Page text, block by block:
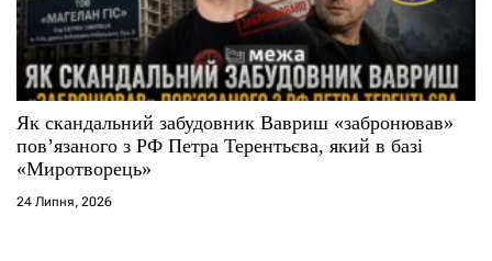
Як скандальний забудовник Вавриш «забронював»
повʼязаного з РФ Петра Терентьєва, який в базі
«Миротворець»
24 Липня, 2026